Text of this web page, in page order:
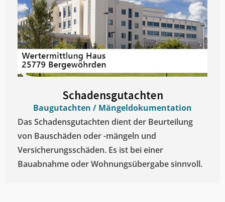
Schadensgutachten
Baugutachten / Mängeldokumentation
Das Schadensgutachten dient der Beurteilung
von Bauschäden oder -mängeln und
Versicherungsschäden. Es ist bei einer
Bauabnahme oder Wohnungsübergabe sinnvoll.